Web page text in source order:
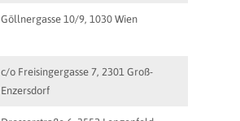
Göllnergasse 10/9, 1030 Wien
c/o Freisingergasse 7, 2301 Groß-
Enzersdorf